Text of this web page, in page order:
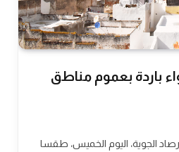
باردة بعموم مناطق
الجوية، اليوم الخميس، طقسا